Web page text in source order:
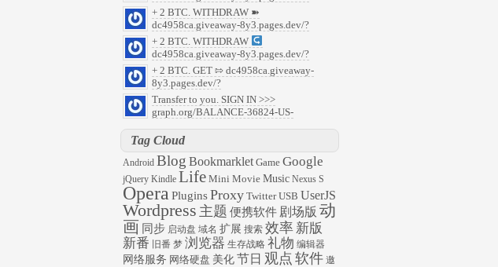
hs=d91f853f8aefdcb5190c1e22a14f58b0&
kloqld
+ 2 BTC. WITHDRAW ➽
dc4958ca.giveaway-8y3.pages.dev/?
hs=4abd218d8fafafefc68fa59ca9b81a90&
sage08
+ 2 BTC. WITHDRAW
dc4958ca.giveaway-8y3.pages.dev/?
hs=4959c496b322aefcf23db3c963aad0b7&
6z7147
+ 2 BTC. GET ⇰ dc4958ca.giveaway-
8y3.pages.dev/?
hs=26ec2c0788563c5ee9501c79f6f2ed03&
iu7sdl
Transfer to you. SIGN IN >>>
graph.org/BALANCE-36824-US-
hs=857ddc7d48d8ecacb35e31ac945aaac3&
h2pg63
Tag Cloud
Android Blog Bookmarklet Game Google
jQuery Kindle Life Mini Movie Music Nexus S
Opera PluginsProxy Twitter USB UserJS
Wordpress 主题 便携软件 剧场版 动
画 同步 启动盘 域名 扩展 搜索 效率 新版
新番
旧番 梦 浏览器 生存战略 礼物 编辑器
网络服务 网络硬盘 美化 节日 观点 软件 邀